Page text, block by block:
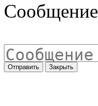
Сообщение
Отправить Закрыть